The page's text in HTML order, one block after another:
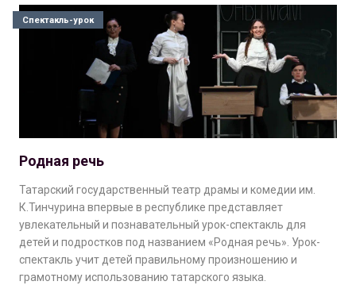
Родная речь
Татарский государственный театр драмы и комедии им.
К.Тинчурина впервые в республике представляет
увлекательный и познавательный урок-спектакль для
детей и подростков под названием «Родная речь». Урок-
спектакль учит детей правильному произношению и
грамотному использованию татарского языка.
Спектакль-урок